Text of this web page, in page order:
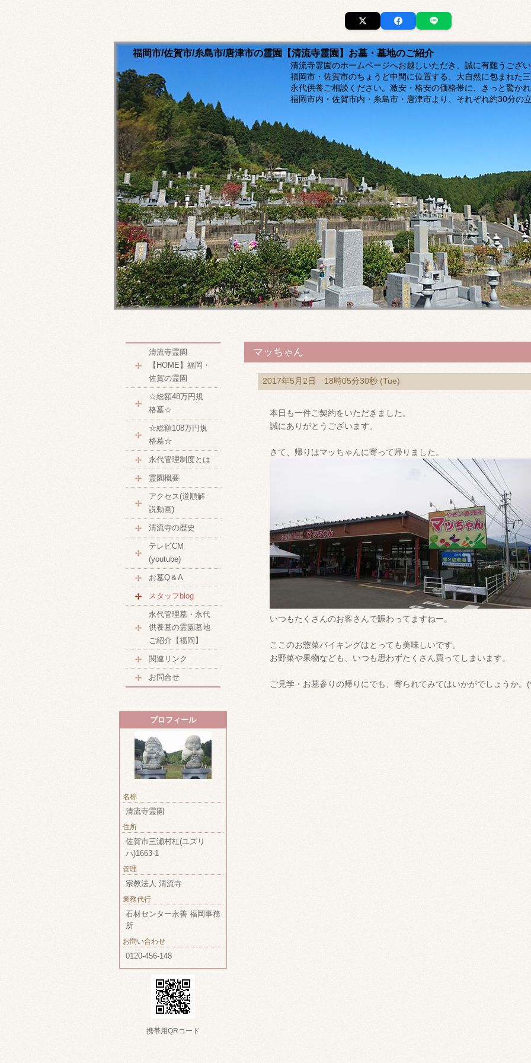
福岡市/佐賀市/糸島市/唐津市の霊園【清流寺霊園】お墓・墓地のご紹介
清流寺霊園のホームページへお越しいただき、誠に有難うございま
福岡市・佐賀市のちょうど中間に位置する、大自然に包まれた
永代供養ご相談ください。激安・格安の価格帯に、きっと驚かれるは
福岡市内・佐賀市内・糸島市・唐津市より、それぞれ約30分の立地
マッちゃん
2017年5月2日 18時05分30秒 (Tue)
本日も一件ご契約をいただきました。
誠にありがとうございます。
さて、帰りはマッちゃんに寄って帰りました。
いつもたくさんのお客さんで賑わってますねー。
ここのお惣菜バイキングはとっても美味しいです。
お野菜や果物なども、いつも思わずたくさん買ってしまいます。
ご見学・お墓参りの帰りにでも、寄られてみてはいかがでしょうか。
清流寺霊園
【HOME】福岡・
佐賀の霊園
☆総額48万円規
格墓☆
☆総額108万円規
格墓☆
永代管理制度とは
霊園概要
アクセス(道順解
説動画)
清流寺の歴史
テレビCM
(youtube)
お墓Q＆A
スタッフblog
永代管理墓・永代
供養墓の霊園墓地
ご紹介【福岡】
関連リンク
お問合せ
プロフィール
名称
清流寺霊園
住所
佐賀市三瀬村杠(ユズリ
ハ)1663-1
管理
宗教法人 清流寺
業務代行
石材センター永善 福岡事務
所
お問い合わせ
0120-456-148
携帯用QRコード